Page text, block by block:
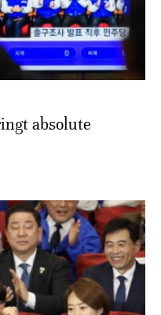
absolute